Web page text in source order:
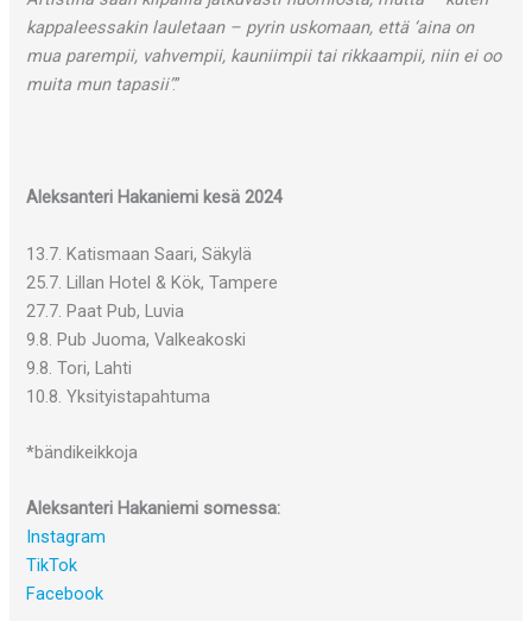
kappaleessakin lauletaan – pyrin uskomaan, että ‘aina on
mua parempii, vahvempii, kauniimpii tai rikkaampii, niin ei oo
muita mun tapasii’.”
Aleksanteri Hakaniemi kesä 2024
13.7. Katismaan Saari, Säkylä
25.7. Lillan Hotel & Kök, Tampere
27.7. Paat Pub, Luvia
9.8. Pub Juoma, Valkeakoski
9.8. Tori, Lahti
10.8. Yksityistapahtuma
*bändikeikkoja
Aleksanteri Hakaniemi somessa:
Instagram
TikTok
Facebook